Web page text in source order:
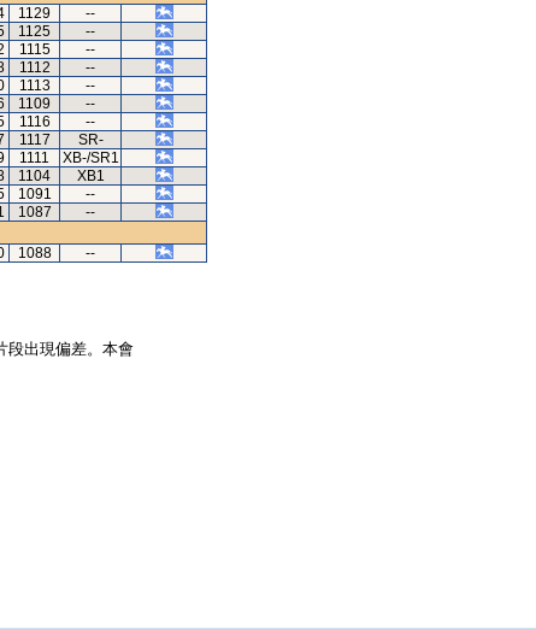
1129
--
1125
--
1115
--
1112
--
1113
--
1109
--
1116
--
1117
SR-
1111
XB-/SR1
1104
XB1
1091
--
1087
--
1088 --
段出現偏差。本會